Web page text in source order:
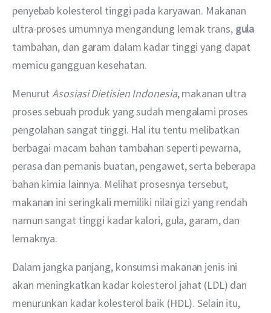
penyebab kolesterol tinggi pada karyawan. Makanan
ultra-proses umumnya mengandung lemak trans, gula
tambahan, dan garam dalam kadar tinggi yang dapat
memicu gangguan kesehatan.
Menurut Asosiasi Dietisien Indonesia, makanan ultra
proses sebuah produk yang sudah mengalami proses
pengolahan sangat tinggi. Hal itu tentu melibatkan
berbagai macam bahan tambahan seperti pewarna,
perasa dan pemanis buatan, pengawet, serta beberapa
bahan kimia lainnya. Melihat prosesnya tersebut,
makanan ini seringkali memiliki nilai gizi yang rendah
namun sangat tinggi kadar kalori, gula, garam, dan
lemaknya.
Dalam jangka panjang, konsumsi makanan jenis ini
akan meningkatkan kadar kolesterol jahat (LDL) dan
menurunkan kadar kolesterol baik (HDL). Selain itu,